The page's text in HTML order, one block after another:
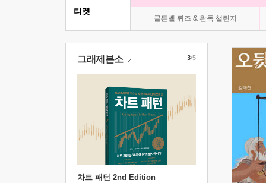
골든벨 퀴즈 & 완독 챌린지
티켓
그래제본소
차트 패턴 2nd Edition
3/5